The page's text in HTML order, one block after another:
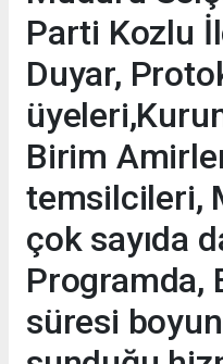
Parti Kozlu
Duyar,
Birim
temsilcileri,
çok sayıda
Programda,
süresi